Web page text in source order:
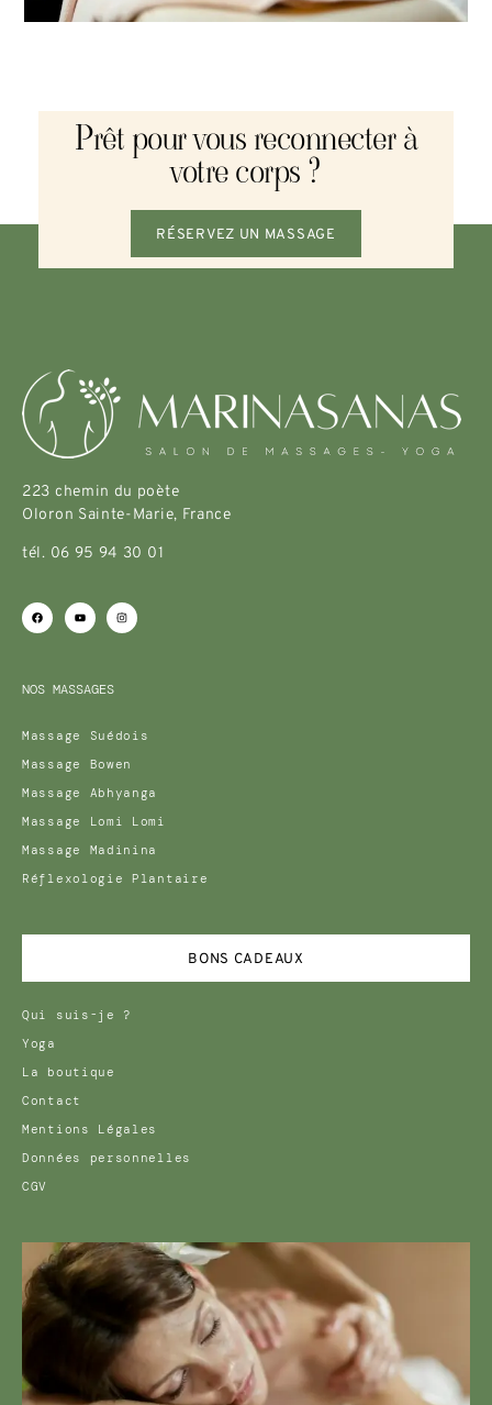
Prêt pour vous reconnecter à
votre corps ?
RÉSERVEZ UN MASSAGE
223 chemin du poète
Oloron Sainte-Marie, France
tél. 06 95 94 30 01
NOS MASSAGES
Massage Suédois
Massage Bowen
Massage Abhyanga
Massage Lomi Lomi
Massage Madinina
Réflexologie Plantaire
BONS CADEAUX
Qui suis-je ?
Yoga
La boutique
Contact
Mentions Légales
Données personnelles
CGV